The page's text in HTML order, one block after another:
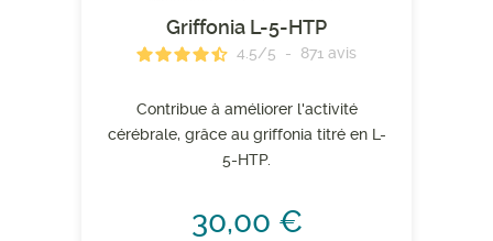
Griffonia L-5-HTP
4.5/5 - 871 avis
Contribue à améliorer l'activité
cérébrale, grâce au griffonia titré en L-
5-HTP.
30,00 €